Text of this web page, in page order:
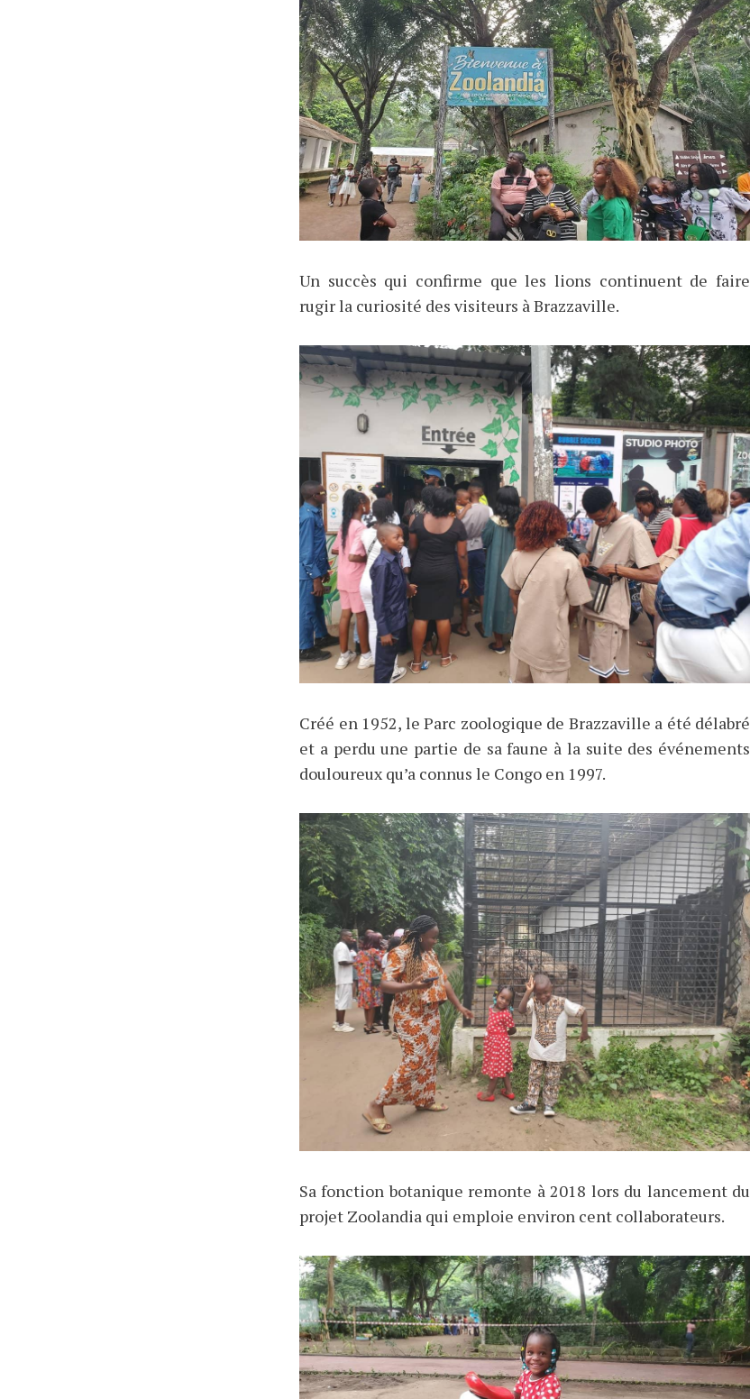
Un succès qui confirme que les lions continuent de faire
rugir la curiosité des visiteurs à Brazzaville.
Créé en 1952, le Parc zoologique de Brazzaville a été délabré
et a perdu une partie de sa faune à la suite des événements
douloureux qu’a connus le Congo en 1997.
Sa fonction botanique remonte à 2018 lors du lancement du
projet Zoolandia qui emploie environ cent collaborateurs.